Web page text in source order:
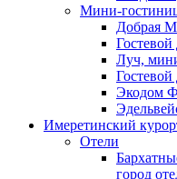
Мини-
Добрая
Луч,
Экодом
Имеретинский
Отели
город